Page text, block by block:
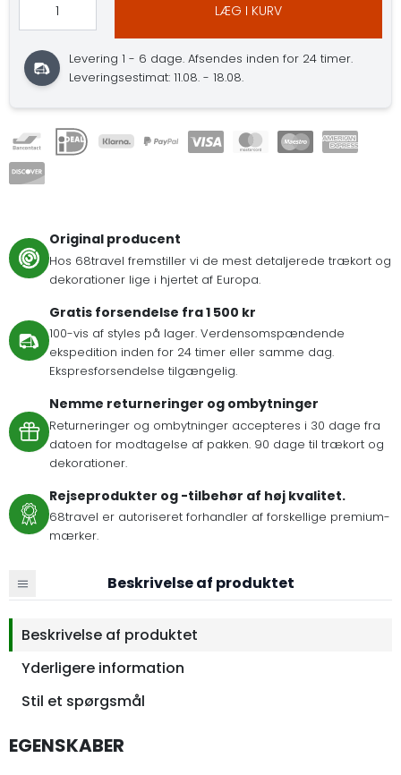
LÆG I KURV
Levering 1 - 6 dage. Afsendes inden for 24 timer.
Leveringsestimat: 11.08. - 18.08.
Original producent
Hos 68travel fremstiller vi de mest detaljerede trækort og
dekorationer lige i hjertet af Europa.
Gratis forsendelse fra 1 500 kr
100-vis af styles på lager. Verdensomspændende
ekspedition inden for 24 timer eller samme dag.
Ekspresforsendelse tilgængelig.
Nemme returneringer og ombytninger
Returneringer og ombytninger accepteres i 30 dage fra
datoen for modtagelse af pakken. 90 dage til trækort og
dekorationer.
Rejseprodukter og -tilbehør af høj kvalitet.
68travel er autoriseret forhandler af forskellige premium-
mærker.
Beskrivelse af produktet
Beskrivelse af produktet
Yderligere information
Stil et spørgsmål
EGENSKABER